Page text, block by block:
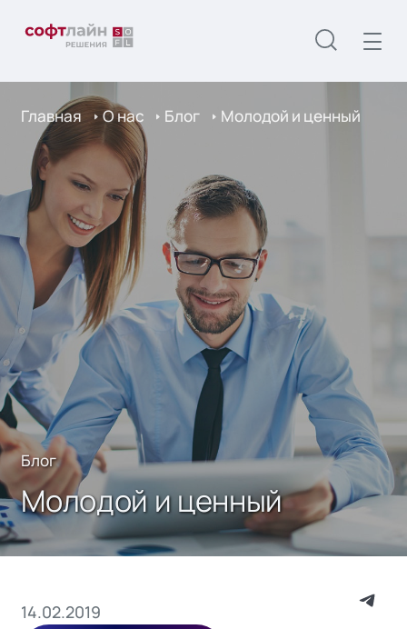
Главная О нас Блог Молодой и ценный
Блог
Молодой и ценный
14.02.2019